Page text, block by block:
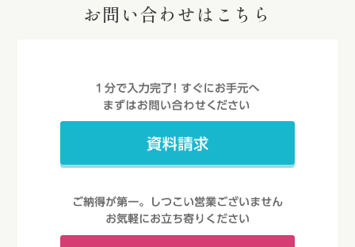
お問い合わせはこちら